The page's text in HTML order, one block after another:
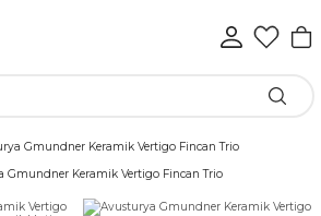
Gmundner Keramik Vertigo Fincan Trio